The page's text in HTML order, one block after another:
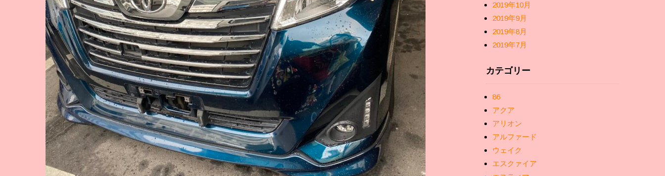
2019年10月
2019年9月
2019年8月
2019年7月
カテゴリー
86
アクア
アリオン
アルファード
ウェイク
エスクァイア